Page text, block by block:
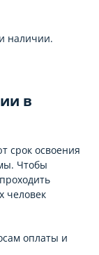
наличии.
в
срок освоения
Чтобы
человек
оплаты и